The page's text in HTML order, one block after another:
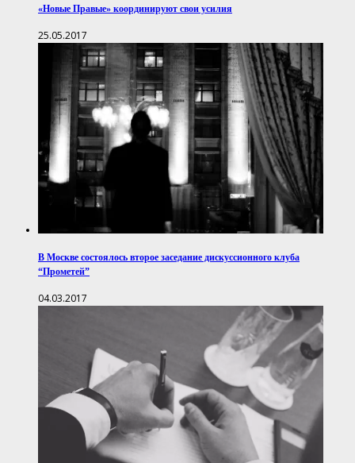
«Новые Правые» координируют свои усилия
25.05.2017
В Москве состоялось второе заседание дискуссионного клуба
“Прометей”
04.03.2017